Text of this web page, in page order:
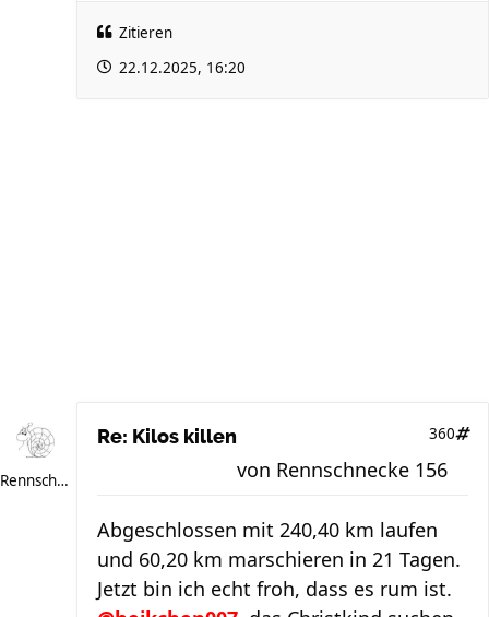
Zitieren
22.12.2025, 16:20
Rennschnecke 156
Re: Kilos killen 360
von Rennschnecke 156
Abgeschlossen mit 240,40 km laufen
und 60,20 km marschieren in 21 Tagen.
Jetzt bin ich echt froh, dass es rum ist.